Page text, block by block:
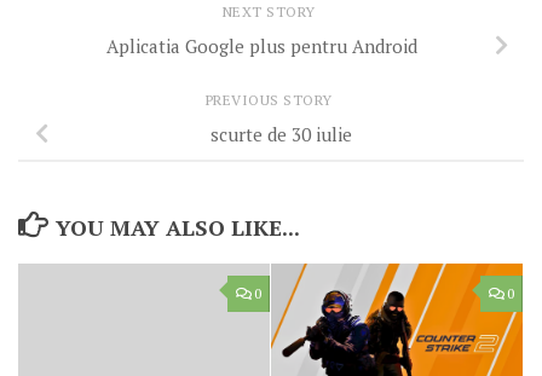
NEXT STORY
Aplicatia Google plus pentru Android
PREVIOUS STORY
scurte de 30 iulie
YOU MAY ALSO LIKE...
0 0